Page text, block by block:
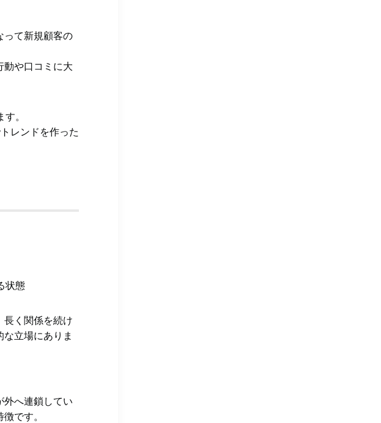
って新規顧客の
動や口コミに大
。
レンドを作った
状態
長く関係を続け
立場にありま
外へ連鎖してい
です。